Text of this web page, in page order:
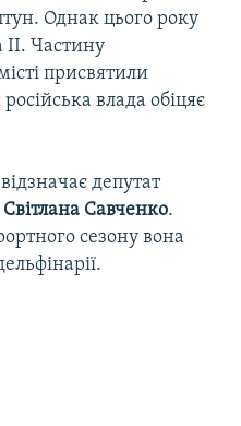
Однак цього року
II. Частину
присвятили
влада обіцяє
депутат
Світлана Савченко.
сезону вона